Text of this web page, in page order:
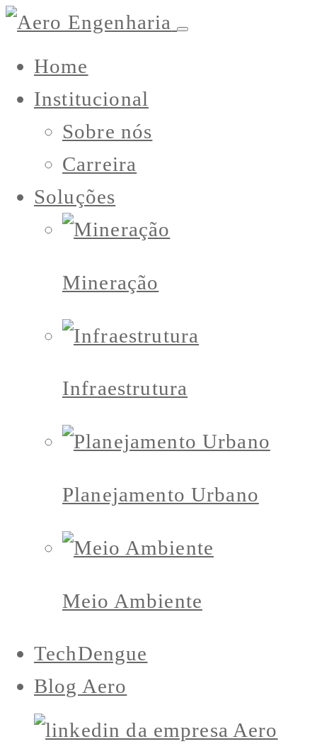
Home
Institucional
Sobre nós
Carreira
Soluções
Mineração
Infraestrutura
Planejamento Urbano
Meio Ambiente
TechDengue
Blog Aero